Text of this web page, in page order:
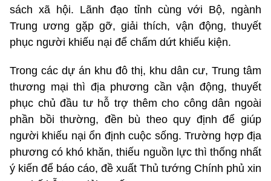
sách xã hội. Lãnh đạo tỉnh cùng với Bộ, ngành
Trung ương gặp gỡ, giải thích, vận động, thuyết
phục người khiếu nại để chấm dứt khiếu kiện.
Trong các dự án khu đô thị, khu dân cư, Trung tâm
thương mại thì địa phương cần vận động, thuyết
phục chủ đầu tư hỗ trợ thêm cho công dân ngoài
phần bồi thường, đền bù theo quy định để giúp
người khiếu nại ổn định cuộc sống. Trường hợp địa
phương có khó khăn, thiếu nguồn lực thì thống nhất
ý kiến để báo cáo, đề xuất Thủ tướng Chính phủ xin